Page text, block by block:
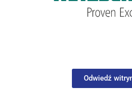
Odwiedź